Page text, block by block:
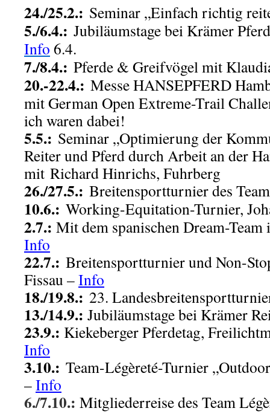
24./25.2.: Seminar „Einfach richtig
5./6.4.: Jubiläumstage bei Krämer
Info 6.4.
7./8.4.: Pferde & Greifvögel mit
20.-22.4.: Messe HANSEPFERD
mit German Open Extreme-Trail
ich waren dabei!
5.5.: Seminar „Optimierung der
Reiter und Pferd durch Arbeit an der
mit Richard Hinrichs, Fuhrberg
26./27.5.: Breitensportturnier des
10.6.: Working-Equitation-Turnier,
2.7.: Mit dem spanischen Dream-
Info
22.7.: Breitensportturnier und Non-
Fissau –Info
18./19.8.: 23.
13./14.9.: Jubiläumstage bei Krämer
23.9.: Kiekeberger Pferdetag,
Info
3.10.: Team-Légèreté-Turnier
–Info
6./7.10.: Mitgliederreise des Team